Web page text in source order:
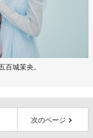
城茉央。
次のページ